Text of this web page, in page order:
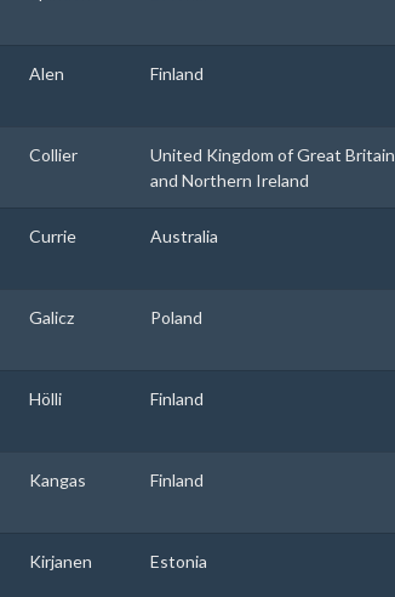
Alen Finland
Collier
United Kingdom of Great Britain
and Northern Ireland
Currie Australia
Galicz Poland
Hölli Finland
Kangas Finland
Kirjanen Estonia